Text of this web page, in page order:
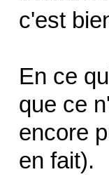
c'est
En ce
que ce
encore
en fait).